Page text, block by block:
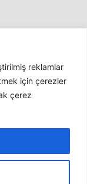
reklamlar
için çerezler
çerez